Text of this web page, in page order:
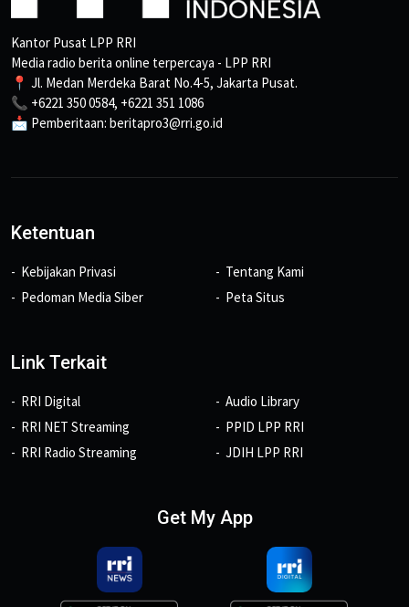
Kantor Pusat LPP RRI
Media radio berita online terpercaya - LPP RRI
📍 Jl. Medan Merdeka Barat No.4-5, Jakarta Pusat.
📞 +6221 350 0584, +6221 351 1086
📩 Pemberitaan: beritapro3@rri.go.id
Ketentuan
Kebijakan Privasi
Pedoman Media Siber
Tentang Kami
Peta Situs
Link Terkait
RRI Digital
RRI NET Streaming
RRI Radio Streaming
Audio Library
PPID LPP RRI
JDIH LPP RRI
Get My App